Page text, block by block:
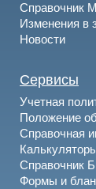
Справочник
Изменения в
Новости
Сервисы
Учетная
Положение
Справочная
Справочник
Формы и